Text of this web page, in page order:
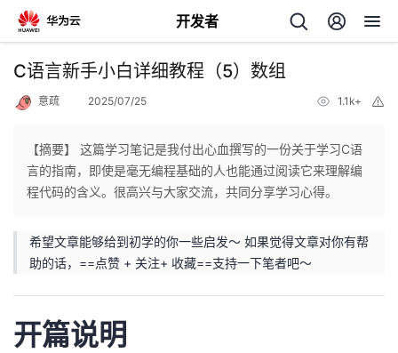
开发者
返
人
主
页
我
的
开
C语言新手小白详细教程（5）数组
意疏 2025/07/25 1.1k+
【摘要】 这篇学习笔记是我付出心血撰写的一份关于学习C语
言的指南，即使是毫无编程基础的人也能通过阅读它来理解编
程代码的含义。很高兴与大家交流，共同分享学习心得。
希望文章能够给到初学的你一些启发～ 如果觉得文章对你有帮
助的话，==点赞 + 关注+ 收藏==支持一下笔者吧～
开篇说明